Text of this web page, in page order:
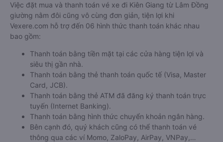
Việc đặt mua và thanh toán vé xe đi Kiên Giang từ Lâm Đồng
giường nằm đôi cũng vô cùng đơn giản, tiện lợi khi
Vexere.com hỗ trợ đến 06 hình thức thanh toán khác nhau
bao gồm:
Thanh toán bằng tiền mặt tại các cửa hàng tiện lợi và
siêu thị gần nhà.
Thanh toán bằng thẻ thanh toán quốc tế (Visa, Master
Card, JCB).
Thanh toán bằng thẻ ATM đã đăng ký thanh toán trực
tuyến (Internet Banking).
Thanh toán bằng hình thức chuyển khoản ngân hàng.
Bên cạnh đó, quý khách cũng có thể thanh toán vé
thông qua các ví Momo, ZaloPay, AirPay, VNPay,…